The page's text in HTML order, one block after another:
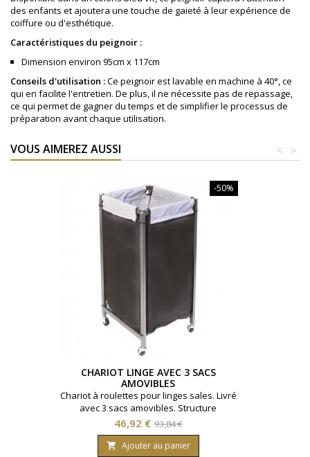
des enfants et ajoutera une touche de gaieté à leur expérience de
coiffure ou d'esthétique.
Caractéristiques du peignoir :
Dimension environ 95cm x 117cm
Conseils d'utilisation :Ce peignoir est lavable en machine à 40°, ce
qui en facilite l'entretien. De plus, il ne nécessite pas de repassage,
ce qui permet de gagner du temps et de simplifier le processus de
préparation avant chaque utilisation.
VOUS AIMEREZ AUSSI >
<
-50%
CHARIOT LINGE AVEC 3 SACS
AMOVIBLES
Chariot à roulettes pour linges sales. Livré
avec 3 sacs amovibles. Structure
métallique.
Prix
46,92 € Prix
de
93,84 €
 Ajouter au panier